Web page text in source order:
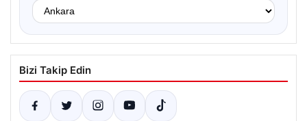
Bizi Takip Edin